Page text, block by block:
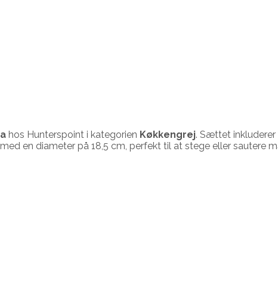
hos Hunterspoint i kategorien Køkkengrej. Sættet inkluderer
en diameter på 18,5 cm, perfekt til at stege eller sautere